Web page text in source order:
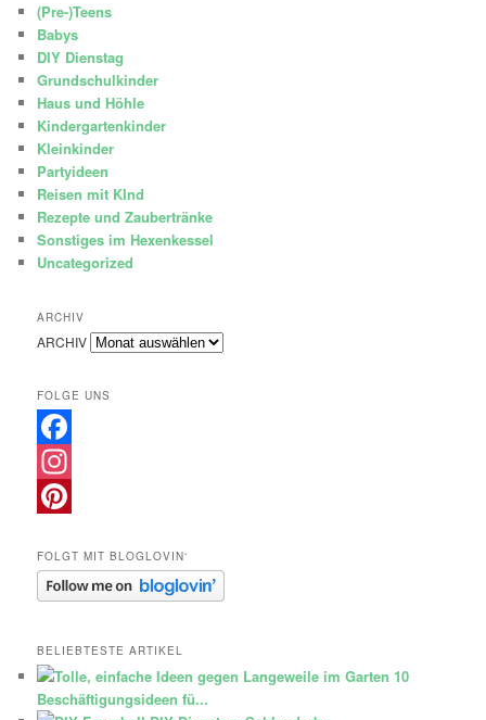
(Pre-)Teens
Babys
DIY Dienstag
Grundschulkinder
Haus und Höhle
Kindergartenkinder
Kleinkinder
Partyideen
Reisen mit KInd
Rezepte und Zaubertränke
Sonstiges im Hexenkessel
Uncategorized
ARCHIV
ARCHIV
FOLGE UNS
Facebook
Instagram
FOLGT MIT BLOGLOVIN‘
BELIEBTESTE ARTIKEL
10
Beschäftigungsideen fü...